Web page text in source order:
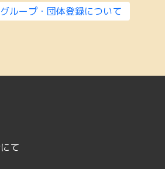
グループ・団体登録について
て